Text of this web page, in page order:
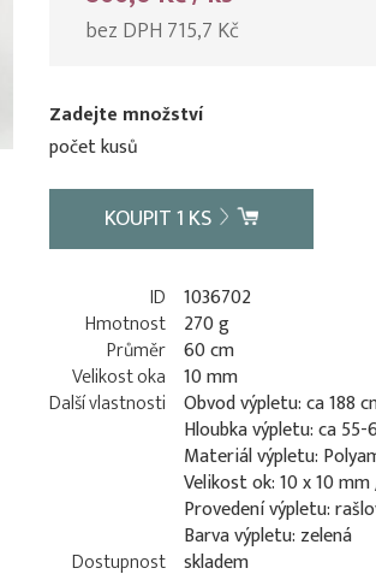
bez DPH 715,7 Kč
Zadejte množství
počet kusů
KOUPIT1 KS
ID 1036702
Hmotnost 270 g
Průměr 60 cm
Velikost oka 10 mm
Další vlastnosti Obvod výpletu: ca 188
Hloubka výpletu: ca
Materiál výpletu:
Velikost ok: 10 x 10
Provedení výpletu:
Barva výpletu: zelená
Dostupnost skladem